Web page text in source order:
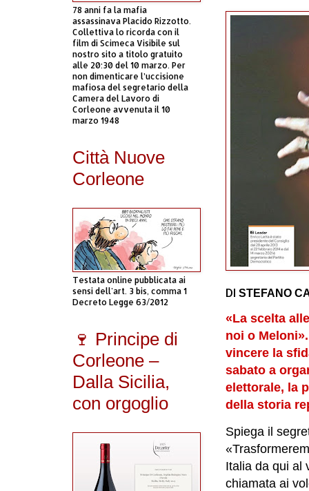
DI STEFANO
«La scelta
noi o
vincere la
sabato a
elettorale, la
della storia
Spiega il
Italia da qui al
chiamata ai
78 anni fa la mafia
assassinava Placido Rizzotto.
Collettiva lo ricorda con il
film di Scimeca Visibile sul
nostro sito a titolo gratuito
alle 20:30 del 10 marzo. Per
non dimenticare l’uccisione
mafiosa del segretario della
Camera del Lavoro di
Corleone avvenuta il 10
marzo 1948
Città Nuove
Corleone
Testata online pubblicata ai
sensi dell'art. 3 bis, comma 1
Decreto Legge 63/2012
🍷 Principe di
Corleone –
Dalla Sicilia,
con orgoglio